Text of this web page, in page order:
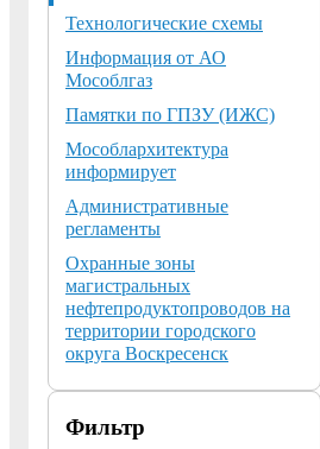
Технологические схемы
Информация от АО
Мособлгаз
Памятки по ГПЗУ (ИЖС)
Мособлархитектура
информирует
Административные
регламенты
Охранные зоны
магистральных
нефтепродуктопроводов на
территории городского
округа Воскресенск
Фильтр